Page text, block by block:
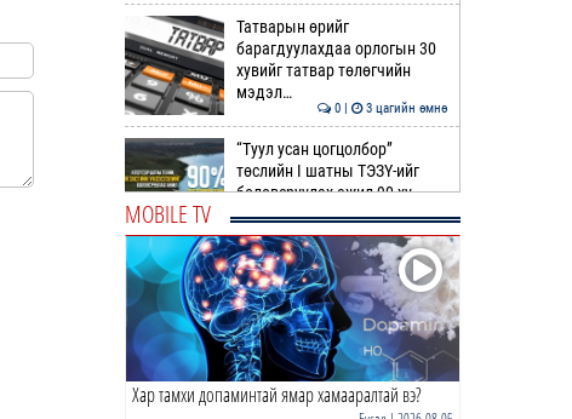
Татварын өрийг
барагдуулахдаа орлогын 30
хувийг татвар төлөгчийн
мэдэл…
0 | 3 цагийн өмнө
“Туул усан цогцолбор”
төслийн I шатны ТЭЗҮ-ийг
боловсруулах ажил 90 ху…
Нийслэлийн иргэдийн
Төлөөлөгчдийн Хурлын
Ээлжит VIII хуралдаан
эхэллээ
0 | 4 цагийн өмнө
ТОО | Гадаад валютын нөөц
MOBILE TV
Хар тамхи допаминтай ямар хамааралтай вэ?